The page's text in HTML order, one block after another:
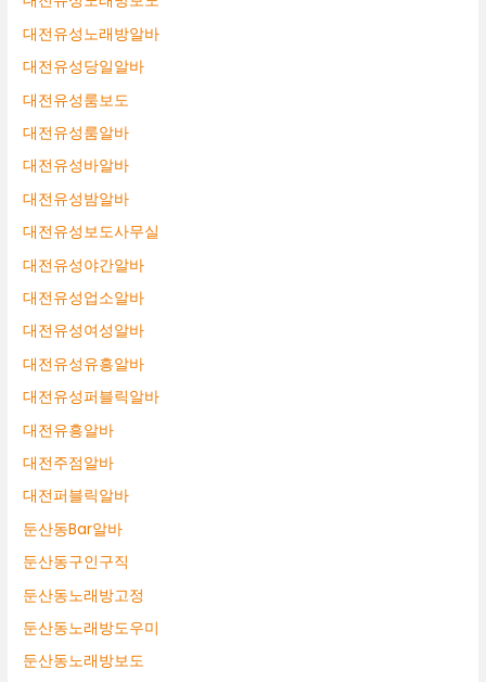
대전유성노래방알바
대전유성당일알바
대전유성룸보도
대전유성룸알바
대전유성바알바
대전유성밤알바
대전유성보도사무실
대전유성야간알바
대전유성업소알바
대전유성여성알바
대전유성유흥알바
대전유성퍼블릭알바
대전유흥알바
대전주점알바
대전퍼블릭알바
둔산동Bar알바
둔산동구인구직
둔산동노래방고정
둔산동노래방도우미
둔산동노래방보도